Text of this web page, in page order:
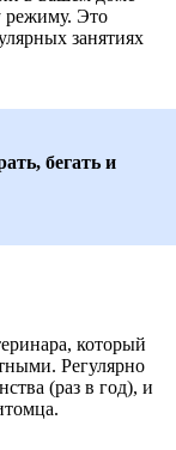
режиму. Это
занятиях
бегать и
который
Регулярно
(раз в год), и